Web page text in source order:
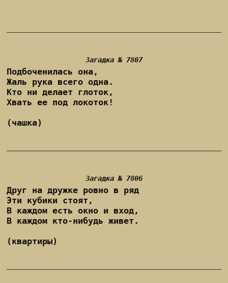
Загадка № 7807
Подбоченилась она,
Жаль рука всего одна.
Кто ни делает глоток,
Хвать ее под локоток!
(чашка)
Загадка № 7806
Друг на дружке ровно в ряд
Эти кубики стоят,
В каждом есть окно и вход,
В каждом кто-нибудь живет.
(квартиры)